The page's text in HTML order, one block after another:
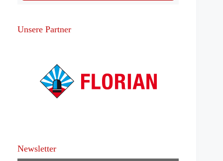
Unsere Partner
Newsletter